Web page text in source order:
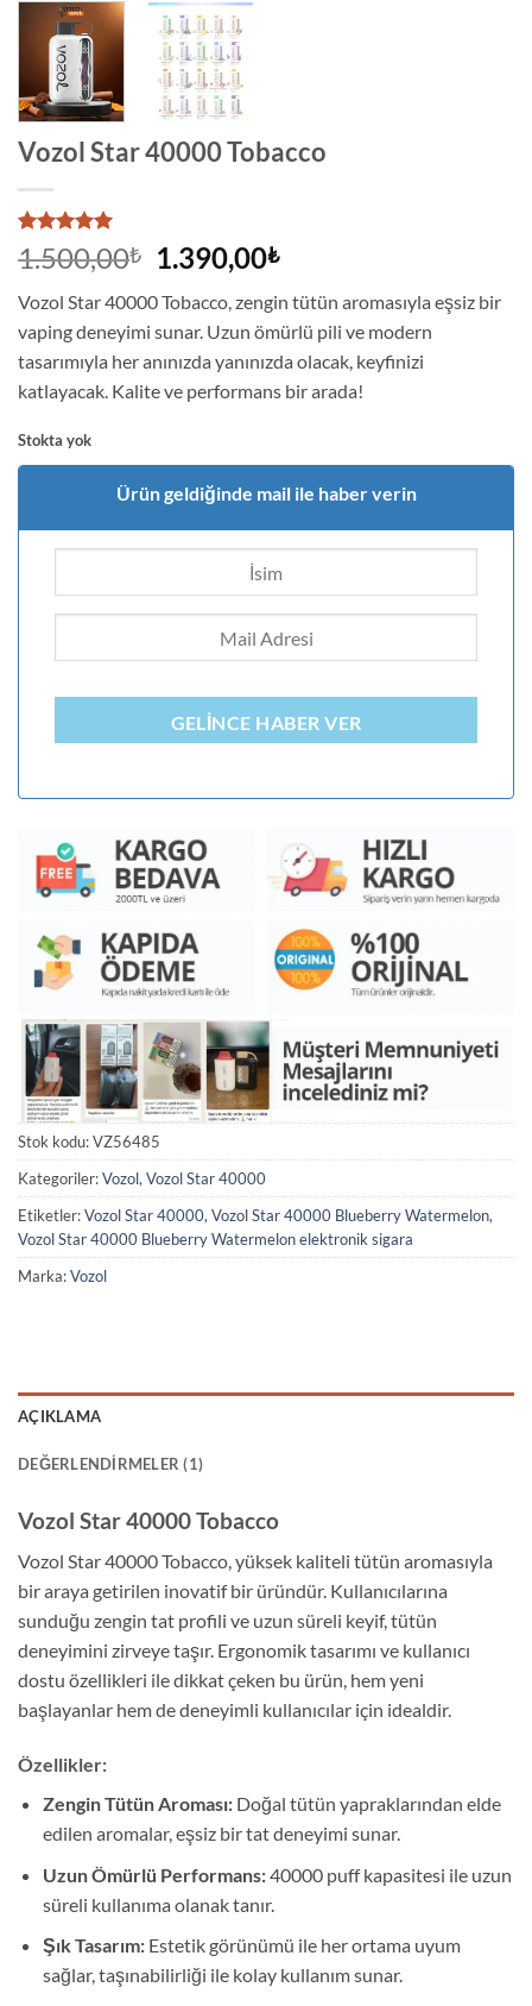
Vozol Star 40000 Tobacco
1
müşteri
puanına
5 üzerinden
5puan aldı
1.500,00₺
Orijinal
1.500,00₺.
1.390,00₺Şu
fiyat:
1.390,00₺.
Vozol Star 40000 Tobacco, zengin tütün aromasıyla eşsiz bir
vaping deneyimi sunar. Uzun ömürlü pili ve modern
tasarımıyla her anınızda yanınızda olacak, keyfinizi
katlayacak. Kalite ve performans bir arada!
Stokta yok
Ürün geldiğinde mail ile haber verin
GELINCE HABER VER
Stok kodu:VZ56485
Kategoriler:Vozol, Vozol Star 40000
Etiketler:Vozol Star 40000, Vozol Star 40000 Blueberry Watermelon,
Vozol Star 40000 Blueberry Watermelon elektronik sigara
Marka:Vozol
AÇIKLAMA
DEĞERLENDIRMELER (1)
Vozol Star 40000 Tobacco
Vozol Star 40000 Tobacco, yüksek kaliteli tütün aromasıyla
bir araya getirilen inovatif bir üründür. Kullanıcılarına
sunduğu zengin tat profili ve uzun süreli keyif, tütün
deneyimini zirveye taşır. Ergonomik tasarımı ve kullanıcı
dostu özellikleri ile dikkat çeken bu ürün, hem yeni
başlayanlar hem de deneyimli kullanıcılar için idealdir.
Özellikler:
Zengin Tütün Aroması:Doğal tütün yapraklarından elde
edilen aromalar, eşsiz bir tat deneyimi sunar.
Uzun Ömürlü Performans:40000 puff kapasitesi ile uzun
süreli kullanıma olanak tanır.
Şık Tasarım:Estetik görünümü ile her ortama uyum
sağlar, taşınabilirliği ile kolay kullanım sunar.